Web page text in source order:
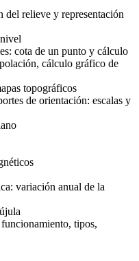
del relieve y representación
cota de un punto y cálculo
cálculo gráfico de
topográficos
de orientación: escalas y
variación anual de la
tipos,